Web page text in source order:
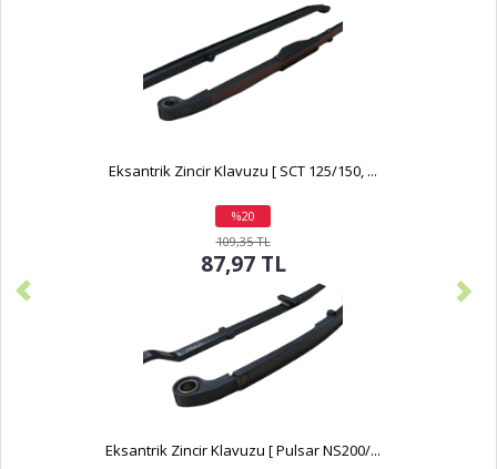
Eksantrik Zincir Klavuzu [ SCT 125/150, ...
%20
indirim
109,35 TL
87,97 TL
Eksantrik Zincir Klavuzu [ Pulsar NS200/...